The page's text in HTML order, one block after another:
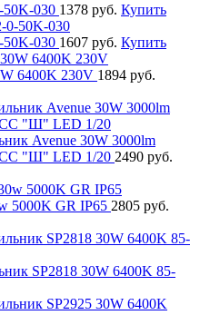
50K-030 1378 руб. Купить
50K-030 1607 руб. Купить
6400K 230V 1894 руб.
Avenue 30W 3000lm
"Ш" LED 1/20 2490 руб.
5000K GR IP65 2805 руб.
SP2818 30W 6400K 85-